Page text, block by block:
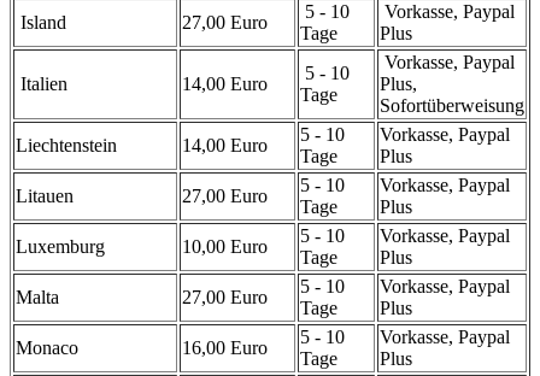
Island
27,00 Euro
5 - 10
Tage
Vorkasse, Paypal
Plus
Italien 14,00 Euro
5 - 10
Tage
Vorkasse, Paypal
Plus,
Sofortüberweisung
Liechtenstein
14,00 Euro
5 - 10
Tage
Vorkasse, Paypal
Plus
Litauen
27,00 Euro
5 - 10
Tage
Vorkasse, Paypal
Plus
Luxemburg
10,00 Euro
5 - 10
Tage
Vorkasse, Paypal
Plus
Malta
27,00 Euro
5 - 10
Tage
Vorkasse, Paypal
Plus
Monaco
16,00 Euro
5 - 10
Tage
Vorkasse, Paypal
Plus